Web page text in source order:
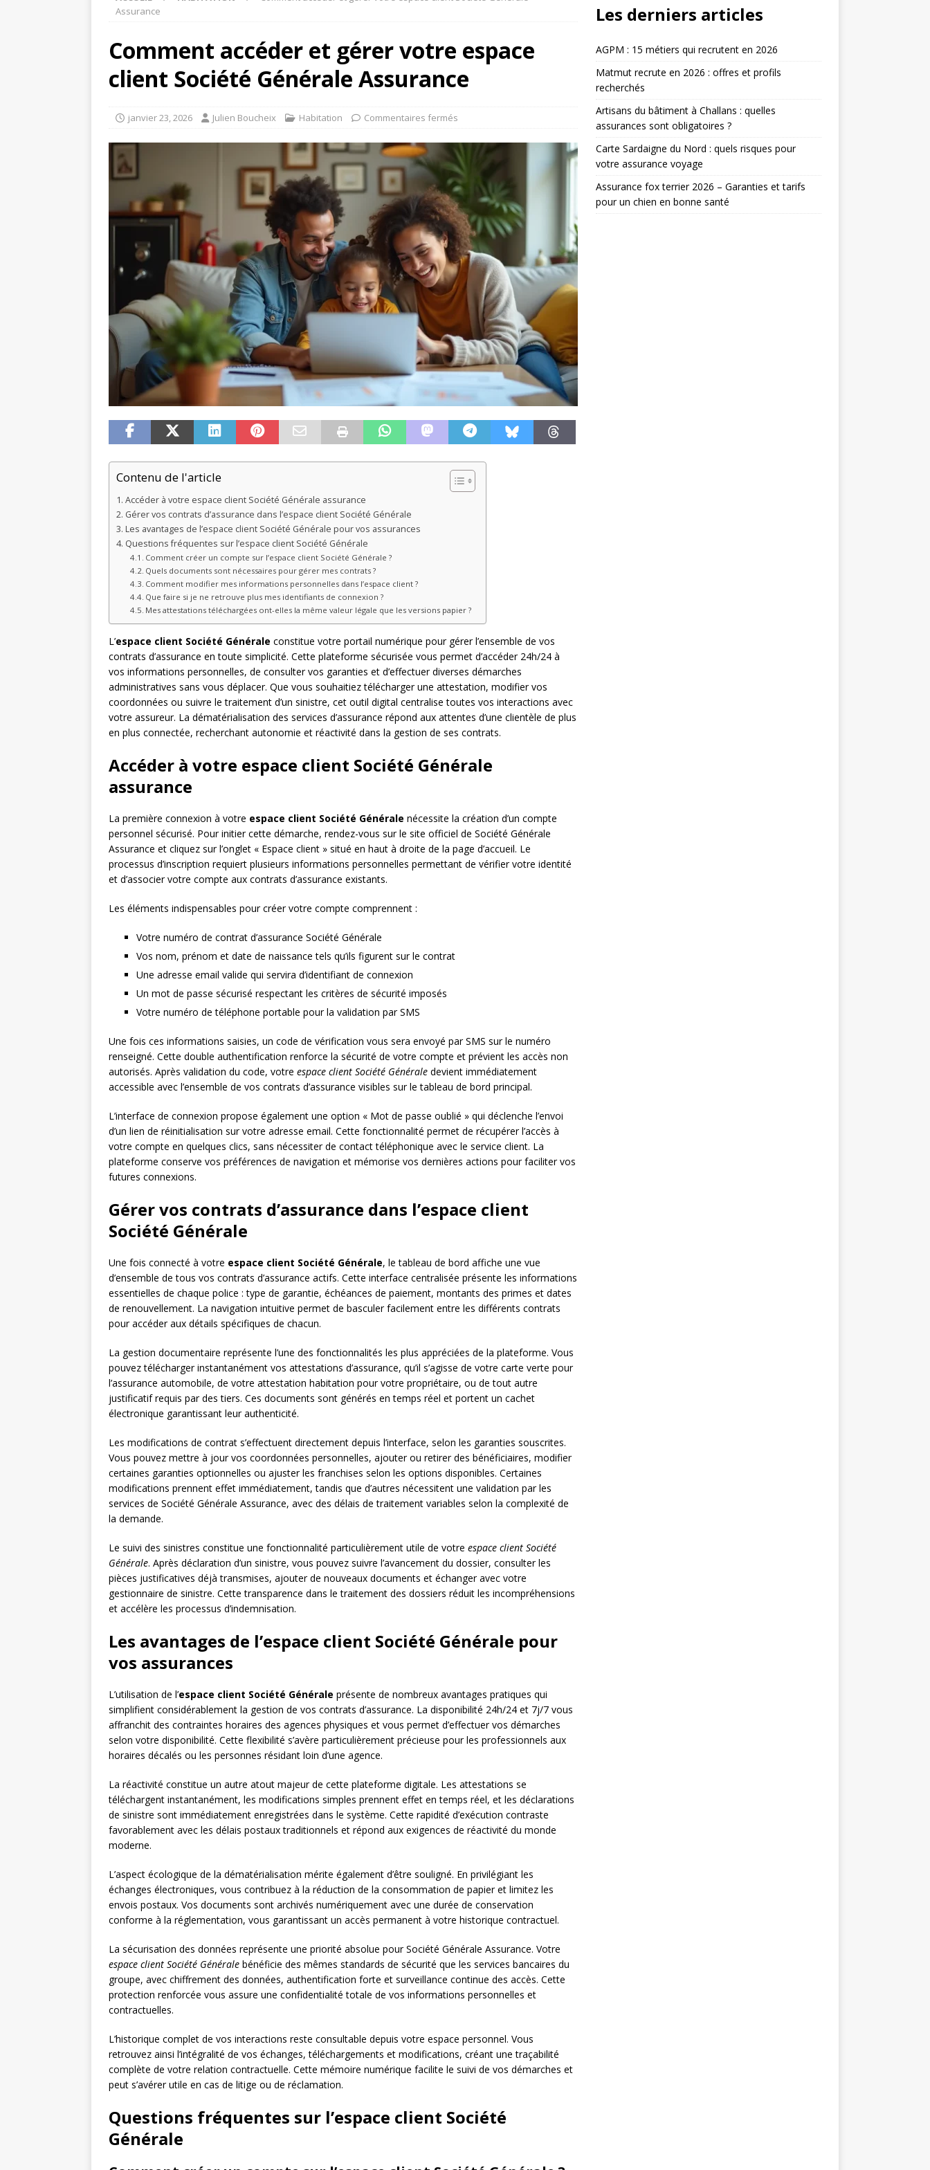
Assurance
Comment accéder et gérer votre espace
client Société Générale Assurance
janvier 23, 2026 Julien Boucheix Habitation Commentaires fermés
Contenu de l'article
Accéder à votre espace client Société Générale assurance
Gérer vos contrats d’assurance dans l’espace client Société Générale
Les avantages de l’espace client Société Générale pour vos assurances
Questions fréquentes sur l’espace client Société Générale
Comment créer un compte sur l’espace client Société Générale ?
Quels documents sont nécessaires pour gérer mes contrats ?
Comment modifier mes informations personnelles dans l’espace client ?
Que faire si je ne retrouve plus mes identifiants de connexion ?
Mes attestations téléchargées ont-elles la même valeur légale que les versions papier ?
L’espace client Société Générale constitue votre portail numérique pour gérer l’ensemble de vos
contrats d’assurance en toute simplicité. Cette plateforme sécurisée vous permet d’accéder 24h/24 à
vos informations personnelles, de consulter vos garanties et d’effectuer diverses démarches
administratives sans vous déplacer. Que vous souhaitiez télécharger une attestation, modifier vos
coordonnées ou suivre le traitement d’un sinistre, cet outil digital centralise toutes vos interactions avec
votre assureur. La dématérialisation des services d’assurance répond aux attentes d’une clientèle de plus
en plus connectée, recherchant autonomie et réactivité dans la gestion de ses contrats.
Accéder à votre espace client Société Générale
assurance
La première connexion à votre espace client Société Générale nécessite la création d’un compte
personnel sécurisé. Pour initier cette démarche, rendez-vous sur le site officiel de Société Générale
Assurance et cliquez sur l’onglet « Espace client » situé en haut à droite de la page d’accueil. Le
processus d’inscription requiert plusieurs informations personnelles permettant de vérifier votre identité
et d’associer votre compte aux contrats d’assurance existants.
Les éléments indispensables pour créer votre compte comprennent :
Votre numéro de contrat d’assurance Société Générale
Vos nom, prénom et date de naissance tels qu’ils figurent sur le contrat
Une adresse email valide qui servira d’identifiant de connexion
Un mot de passe sécurisé respectant les critères de sécurité imposés
Votre numéro de téléphone portable pour la validation par SMS
Une fois ces informations saisies, un code de vérification vous sera envoyé par SMS sur le numéro
renseigné. Cette double authentification renforce la sécurité de votre compte et prévient les accès non
autorisés. Après validation du code, votre espace client Société Générale devient immédiatement
accessible avec l’ensemble de vos contrats d’assurance visibles sur le tableau de bord principal.
L’interface de connexion propose également une option « Mot de passe oublié » qui déclenche l’envoi
d’un lien de réinitialisation sur votre adresse email. Cette fonctionnalité permet de récupérer l’accès à
votre compte en quelques clics, sans nécessiter de contact téléphonique avec le service client. La
plateforme conserve vos préférences de navigation et mémorise vos dernières actions pour faciliter vos
futures connexions.
Gérer vos contrats d’assurance dans l’espace client
Société Générale
Une fois connecté à votre espace client Société Générale, le tableau de bord affiche une vue
d’ensemble de tous vos contrats d’assurance actifs. Cette interface centralisée présente les informations
essentielles de chaque police : type de garantie, échéances de paiement, montants des primes et dates
de renouvellement. La navigation intuitive permet de basculer facilement entre les différents contrats
pour accéder aux détails spécifiques de chacun.
La gestion documentaire représente l’une des fonctionnalités les plus appréciées de la plateforme. Vous
pouvez télécharger instantanément vos attestations d’assurance, qu’il s’agisse de votre carte verte pour
l’assurance automobile, de votre attestation habitation pour votre propriétaire, ou de tout autre
justificatif requis par des tiers. Ces documents sont générés en temps réel et portent un cachet
électronique garantissant leur authenticité.
Les modifications de contrat s’effectuent directement depuis l’interface, selon les garanties souscrites.
Vous pouvez mettre à jour vos coordonnées personnelles, ajouter ou retirer des bénéficiaires, modifier
certaines garanties optionnelles ou ajuster les franchises selon les options disponibles. Certaines
modifications prennent effet immédiatement, tandis que d’autres nécessitent une validation par les
services de Société Générale Assurance, avec des délais de traitement variables selon la complexité de
la demande.
Le suivi des sinistres constitue une fonctionnalité particulièrement utile de votre espace client Société
Générale. Après déclaration d’un sinistre, vous pouvez suivre l’avancement du dossier, consulter les
pièces justificatives déjà transmises, ajouter de nouveaux documents et échanger avec votre
gestionnaire de sinistre. Cette transparence dans le traitement des dossiers réduit les incompréhensions
et accélère les processus d’indemnisation.
Les avantages de l’espace client Société Générale pour
vos assurances
L’utilisation de l’espace client Société Générale présente de nombreux avantages pratiques qui
simplifient considérablement la gestion de vos contrats d’assurance. La disponibilité 24h/24 et 7j/7 vous
affranchit des contraintes horaires des agences physiques et vous permet d’effectuer vos démarches
selon votre disponibilité. Cette flexibilité s’avère particulièrement précieuse pour les professionnels aux
horaires décalés ou les personnes résidant loin d’une agence.
La réactivité constitue un autre atout majeur de cette plateforme digitale. Les attestations se
téléchargent instantanément, les modifications simples prennent effet en temps réel, et les déclarations
de sinistre sont immédiatement enregistrées dans le système. Cette rapidité d’exécution contraste
favorablement avec les délais postaux traditionnels et répond aux exigences de réactivité du monde
moderne.
L’aspect écologique de la dématérialisation mérite également d’être souligné. En privilégiant les
échanges électroniques, vous contribuez à la réduction de la consommation de papier et limitez les
envois postaux. Vos documents sont archivés numériquement avec une durée de conservation
conforme à la réglementation, vous garantissant un accès permanent à votre historique contractuel.
La sécurisation des données représente une priorité absolue pour Société Générale Assurance. Votre
espace client Société Générale bénéficie des mêmes standards de sécurité que les services bancaires du
groupe, avec chiffrement des données, authentification forte et surveillance continue des accès. Cette
protection renforcée vous assure une confidentialité totale de vos informations personnelles et
contractuelles.
L’historique complet de vos interactions reste consultable depuis votre espace personnel. Vous
retrouvez ainsi l’intégralité de vos échanges, téléchargements et modifications, créant une traçabilité
complète de votre relation contractuelle. Cette mémoire numérique facilite le suivi de vos démarches et
peut s’avérer utile en cas de litige ou de réclamation.
Questions fréquentes sur l’espace client Société
Générale
Les derniers articles
AGPM : 15 métiers qui recrutent en 2026
Matmut recrute en 2026 : offres et profils
recherchés
Artisans du bâtiment à Challans : quelles
assurances sont obligatoires ?
Carte Sardaigne du Nord : quels risques pour
votre assurance voyage
Assurance fox terrier 2026 – Garanties et tarifs
pour un chien en bonne santé